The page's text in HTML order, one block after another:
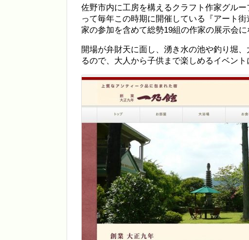
佐野市内に工房を構えるクラフト作家グル
って毎年この時期に開催している『アート
家の参加を含めて総勢19組の作家の展示会に
開場が弁財天に面し、湧き水の池や釣り堀
るので、大人から子供まで楽しめるイベント